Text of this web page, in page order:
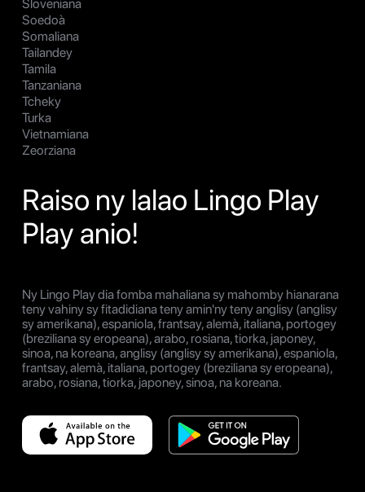
Sloveniana
Soedoà
Somaliana
Tailandey
Tamila
Tanzaniana
Tcheky
Turka
Vietnamiana
Zeorziana
Raiso ny lalao Lingo Play
Play anio!
Ny Lingo Play dia fomba mahaliana sy mahomby hianarana
teny vahiny sy fitadidiana teny amin'ny teny anglisy (anglisy
sy amerikana), espaniola, frantsay, alemà, italiana, portogey
(breziliana sy eropeana), arabo, rosiana, tiorka, japoney,
sinoa, na koreana, anglisy (anglisy sy amerikana), espaniola,
frantsay, alemà, italiana, portogey (breziliana sy eropeana),
arabo, rosiana, tiorka, japoney, sinoa, na koreana.